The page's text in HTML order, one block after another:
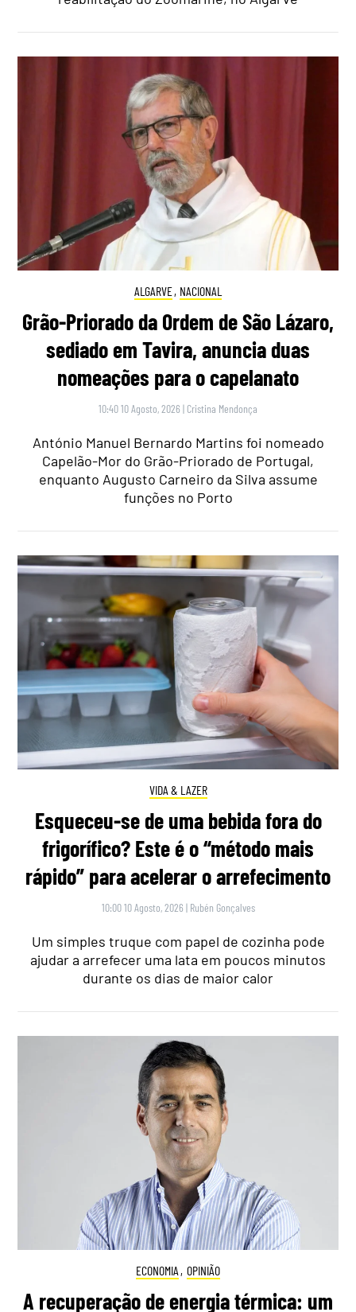
ALGARVE, NACIONAL
Grão-Priorado da Ordem de São Lázaro,
sediado em Tavira, anuncia duas
nomeações para o capelanato
10:40 10 Agosto, 2026 | Cristina Mendonça
António Manuel Bernardo Martins foi nomeado
Capelão-Mor do Grão-Priorado de Portugal,
enquanto Augusto Carneiro da Silva assume
funções no Porto
VIDA & LAZER
Esqueceu-se de uma bebida fora do
frigorífico? Este é o “método mais
rápido” para acelerar o arrefecimento
10:00 10 Agosto, 2026 | Rubén Gonçalves
Um simples truque com papel de cozinha pode
ajudar a arrefecer uma lata em poucos minutos
durante os dias de maior calor
ECONOMIA , OPINIÃO
A recuperação de energia térmica: um